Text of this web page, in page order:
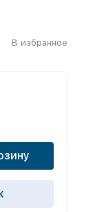
В избранное